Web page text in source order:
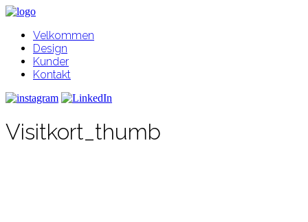
Velkommen
Design
Kunder
Kontakt
Visitkort_thumb